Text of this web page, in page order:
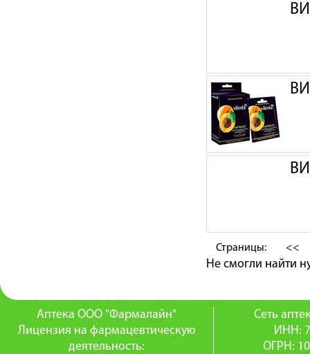
Страницы: <<
Не смогли найти
Аптека ООО "Фармалайн"
Лицензия на фармацевтическую
деятельность:
Сеть
ИНН:
ОГРН: